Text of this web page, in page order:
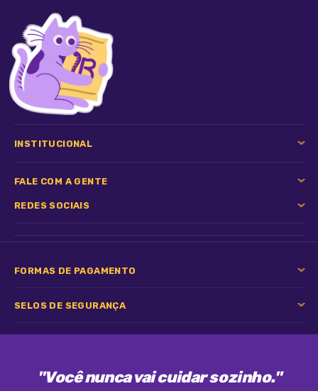
INSTITUCIONAL
FALE COM A GENTE
REDES SOCIAIS
FORMAS DE PAGAMENTO
SELOS DE SEGURANÇA
"Você nunca vai cuidar sozinho."